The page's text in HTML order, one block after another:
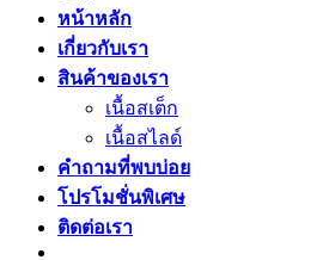
หน้าหลัก
เกี่ยวกับเรา
สินค้าของเรา
เนื้อสเต็ก
เนื้อสไลด์
คำถามที่พบบ่อย
โปรโมชั่นพิเศษ
ติดต่อเรา